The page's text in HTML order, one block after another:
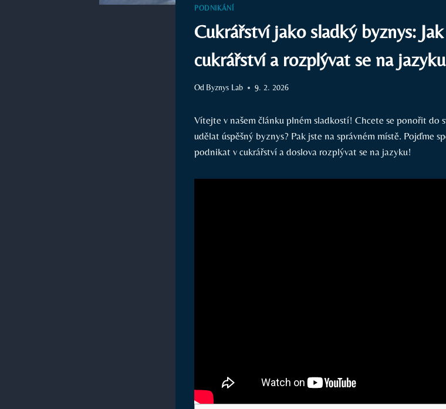
PODNIKÁNÍ
Cukrářství jako sladký byznys:
cukrářství a rozplývat se na
Od Byznys Lab 9. 2. 2026
Vítejte v našem článku plném sladkostí! Chcete se ponořit do
udělat úspěšný byznys? Pak jste na správném místě. Pojďme
podnikat v cukrářství a doslova rozplývat se na jazyku!